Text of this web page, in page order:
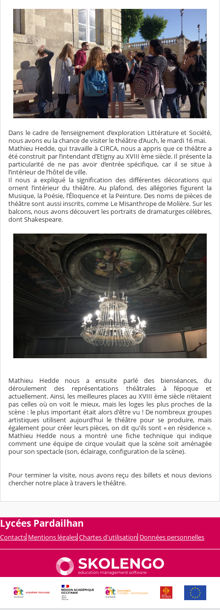
Dans le cadre de l’enseignement d’exploration Littérature et Société,
nous avons eu la chance de visiter le théâtre d’Auch, le mardi 16 mai.
Mathieu Hedde, qui travaille à CIRCA, nous a appris que ce théâtre a
été construit par l’intendant d’Etigny au XVIII ème siècle. Il présente la
particularité de ne pas avoir d’entrée spécifique, car il se situe à
l’intérieur de l’hôtel de ville.
Il nous a expliqué la signification des différentes décorations qui
ornent l’intérieur du théâtre. Au plafond, des allégories figurent la
Musique, la Poésie, l’Éloquence et la Peinture. Des noms de pièces de
théâtre sont aussi inscrits, comme Le Misanthrope de Molière. Sur les
balcons, nous avons découvert les portraits de dramaturges célèbres,
dont Shakespeare.
Mathieu Hedde nous a ensuite parlé des bienséances, du
déroulement des représentations théâtrales à l’époque et
actuellement. Ainsi, les meilleures places au XVIII ème siècle n’étaient
pas celles où on voit le mieux, mais les loges les plus proches de la
scène : le plus important était alors d'être vu ! De nombreux groupes
artistiques utilisent aujourd’hui le théâtre pour se produire, mais
également pour créer leurs pièces, on dit qu'ils sont « en résidence ».
Mathieu Hedde nous a montré une fiche technique qui indique
comment une équipe de cirque voulait que la scène soit aménagée
pour son spectacle (son, éclairage, configuration de la scène).
Pour terminer la visite, nous avons reçu des billets et nous devions
chercher notre place à travers le théâtre.
Lycées Pardailhan
Contacts Mentions légales Chartes d'utilisation Données personnelles